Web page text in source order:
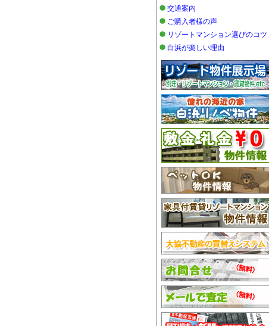
交通案内
ご購入者様の声
リゾートマンション選びのコツ
白浜が楽しい理由